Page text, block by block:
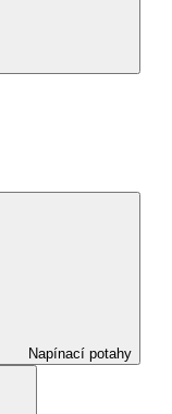
Napínací potahy